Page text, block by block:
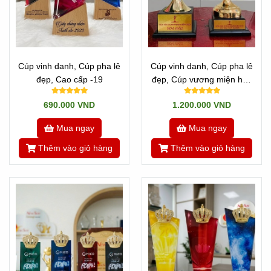
Cúp vinh danh, Cúp pha lê
đẹp, Cao cấp -19
690.000 VND
Mua ngay
Thêm vào giỏ hàng
Cúp vinh danh, Cúp pha lê
đẹp, Cúp vương miện hoa
hậu, Cúp ca sĩ
1.200.000 VND
Mua ngay
Thêm vào giỏ hàng